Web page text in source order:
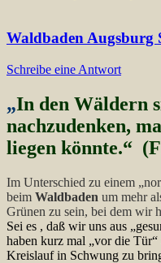
Waldbaden Augsburg
Schreibe eine Antwort
„In den Wäldern
nachzudenken,
liegen könnte.“
Im Unterschied zu einem
beim Waldbaden um mehr
Grünen zu sein, bei dem wir
Sei es , daß wir uns aus
haben kurz mal „vor die
Kreislauf in Schwung zu